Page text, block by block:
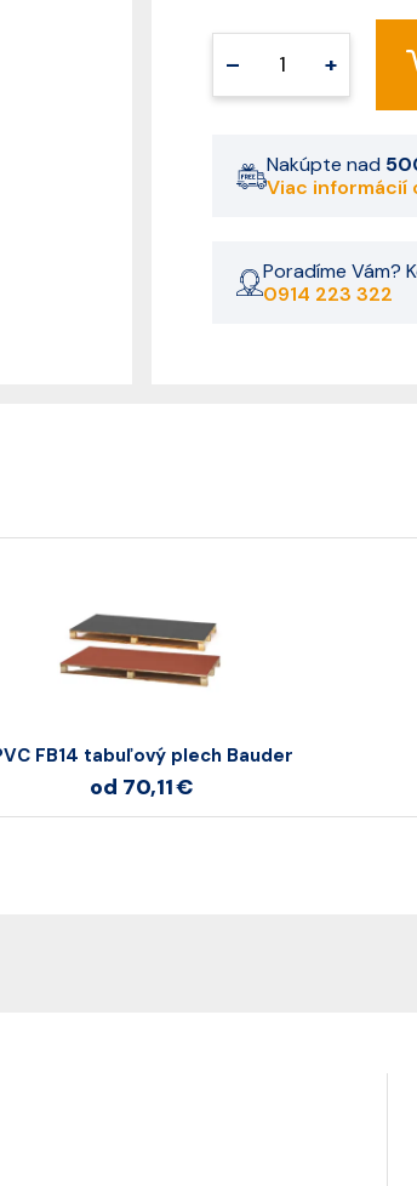
– +
Nakúpte nad
Viac informácií
Poradíme Vám?
0914 223 322
FB14 tabuľový plech Bauder
od 70,11 €